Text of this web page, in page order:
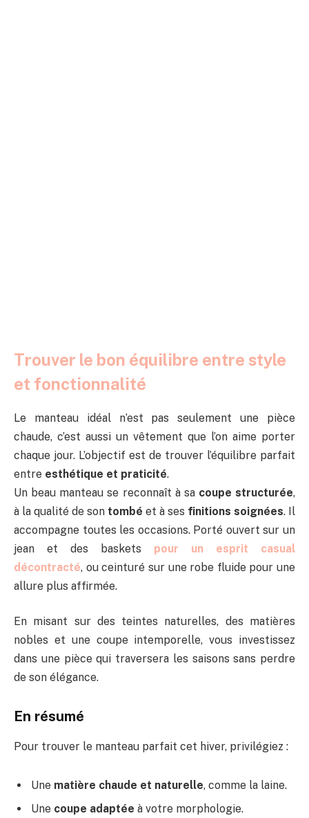
Trouver le bon équilibre entre style
et fonctionnalité
Le manteau idéal n’est pas seulement une pièce
chaude, c’est aussi un vêtement que l’on aime porter
chaque jour. L’objectif est de trouver l’équilibre parfait
entre esthétique et praticité.
Un beau manteau se reconnaît à sa coupe structurée,
à la qualité de son tombé et à ses finitions soignées. Il
accompagne toutes les occasions. Porté ouvert sur un
jean et des baskets pour un esprit casual
décontracté, ou ceinturé sur une robe fluide pour une
allure plus affirmée.
En misant sur des teintes naturelles, des matières
nobles et une coupe intemporelle, vous investissez
dans une pièce qui traversera les saisons sans perdre
de son élégance.
En résumé
Pour trouver le manteau parfait cet hiver, privilégiez :
Une matière chaude et naturelle, comme la laine.
Une coupe adaptée à votre morphologie.